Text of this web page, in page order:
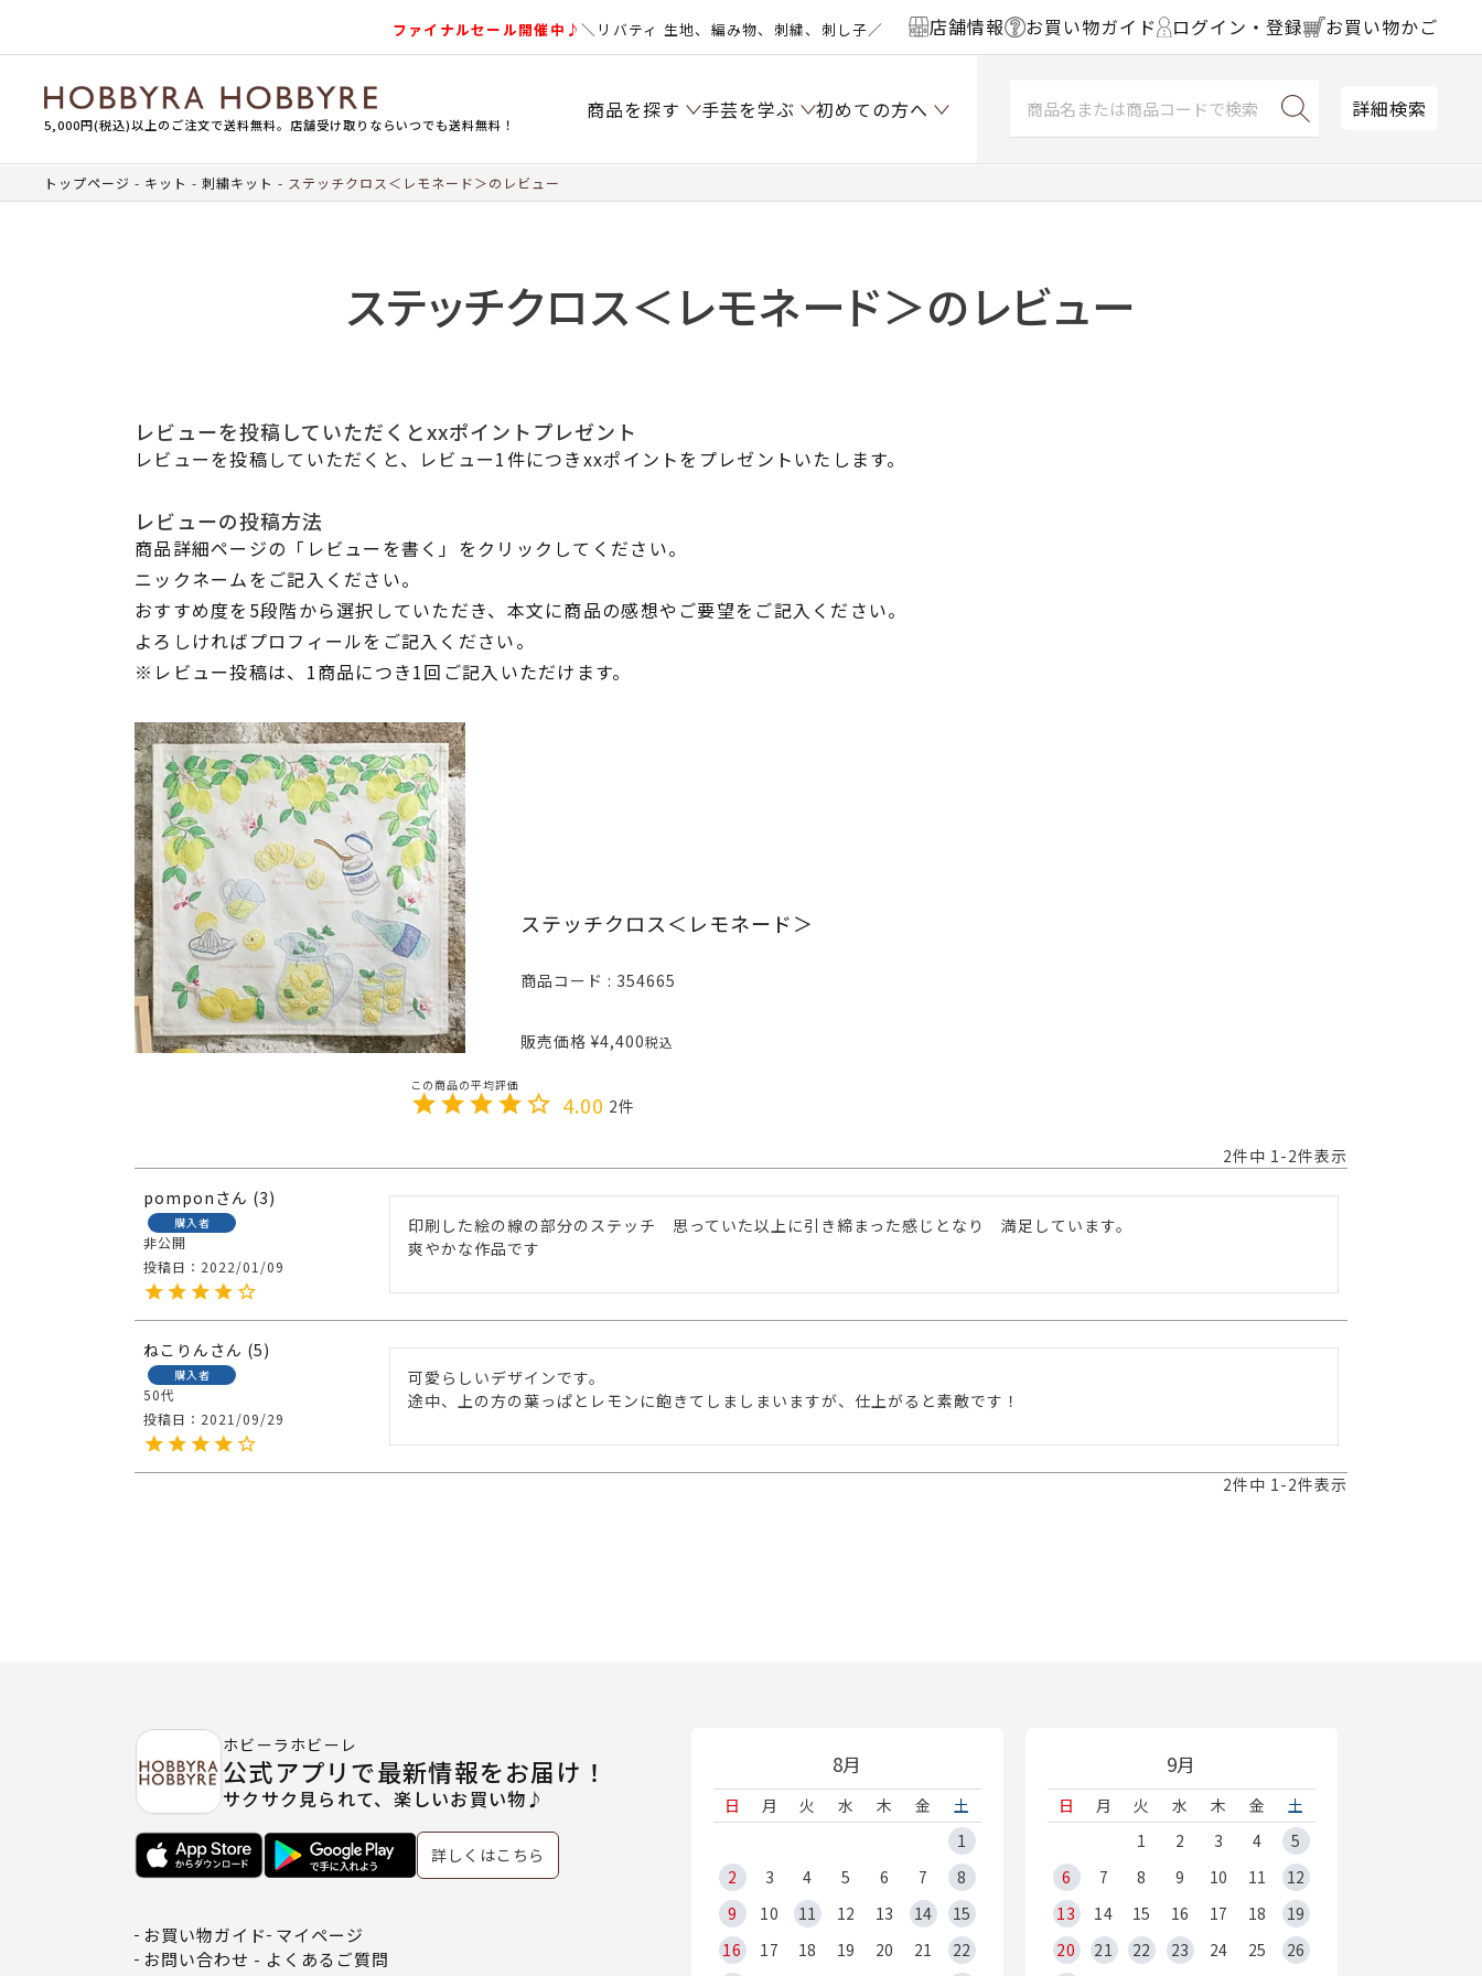
ファイナルセール開催中♪＼リバティ 生地、編み物、刺繍、刺し子／ 店舗情報 お買い物ガイド ログイン・登録 お買い物かご
5,000円(税込)以上のご注文で送料無料。店舗受け取りならいつでも送料無料！
商品を探す 手芸を学ぶ 初めての方へ 詳細検索
トップページ キット 刺繍キット ステッチクロス＜レモネード＞のレビュー
ステッチクロス＜レモネード＞のレビュー
レビューを投稿していただくとxxポイントプレゼント
レビューを投稿していただくと、レビュー1件につきxxポイントをプレゼントいたします。
レビューの投稿方法
商品詳細ページの「レビューを書く」をクリックしてください。
ニックネームをご記入ください。
おすすめ度を5段階から選択していただき、本文に商品の感想やご要望をご記入ください。
よろしければプロフィールをご記入ください。
※レビュー投稿は、1商品につき1回ご記入いただけます。
ステッチクロス＜レモネード＞
商品コード 354665
販売価格 ¥4,400税込
4.00 2
2件中 1-2件表示
pompon
3
購入者
非公開
投稿日
2022/01/09
印刷した絵の線の部分のステッチ　思っていた以上に引き締まった感じとなり　満足しています。
爽やかな作品です
ねこりん 5
購入者
50代
投稿日
2021/09/29
可愛らしいデザインです。
途中、上の方の葉っぱとレモンに飽きてしましまいますが、仕上がると素敵です！
2件中 1-2件表示
8月
日 月 火 水 木 金
土
1
2
3 4 5 6 7
8
9
10 11 12 13 14
15
16
17 18 19 20 21
22
9月
日 月 火 水 木 金
土
1
2 3 4
5
6
7 8 9 10 11
12
13
14 15 16 17 18
19
20
21 22 23 24 25
26
ホビーラホビーレ
公式アプリで最新情報をお届け！
サクサク見られて、楽しいお買い物♪
詳しくはこちら
お買い物ガイド マイページ
お問い合わせ - よくあるご質問